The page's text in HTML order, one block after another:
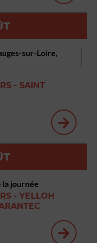
sur-Loire,
- SAINT
la journée
- YELLOH